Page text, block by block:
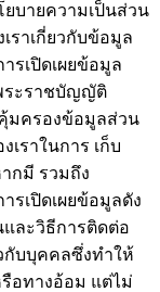
บายความเป็นส่วน
ราเกี่ยวกับข้อมูล
รเปิดเผยข้อมูล
ระราชบัญญัติ
มครองข้อมูลส่วน
ราในการ เก็บ
กมี รวมถึง
รเปิดเผยข้อมูลดัง
ละวิธีการติดต่อ
กับบุคคลซึ่งทำให้
อทางอ้อม แต่ไม่